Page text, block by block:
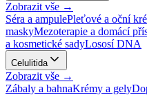
Zobrazit vše →
Séra a ampulePleťové a oční
maskyMezoterapie a domácí
a kosmetické sadyLososí DNA
Celulitida
Zobrazit vše →
Zábaly a bahnaKrémy a gely